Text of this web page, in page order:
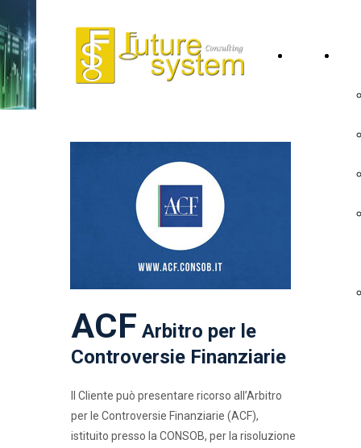
Home
ACF Arbitro per le
Controversie Finanziarie
Il Cliente può presentare ricorso all’Arbitro
per le Controversie Finanziarie (ACF),
istituito presso la CONSOB, per la risoluzione